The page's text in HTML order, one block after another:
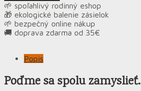
🌱 spoľahlivý rodinný eshop
🎁 ekologické balenie zásielok
🌱 bezpečný online nákup
🚚 doprava zdarma od 35€
Popis
Poďme sa spolu zamyslieť.